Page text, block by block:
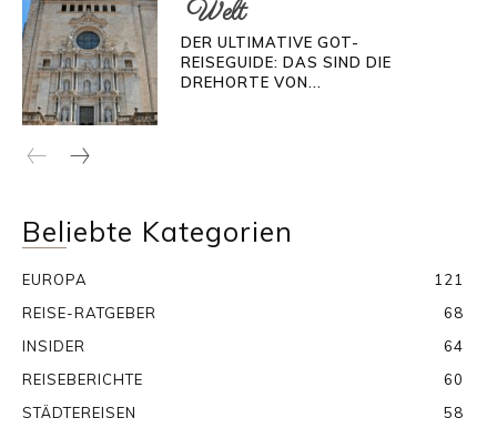
Welt
DER ULTIMATIVE GOT-
REISEGUIDE: DAS SIND DIE
DREHORTE VON...
Beliebte Kategorien
EUROPA
121
REISE-RATGEBER
68
INSIDER
64
REISEBERICHTE
60
STÄDTEREISEN
58